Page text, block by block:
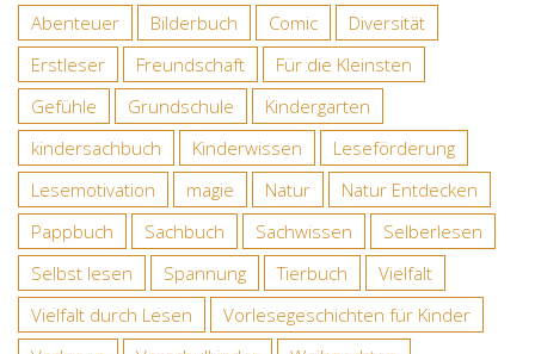
Abenteuer
Bilderbuch Comic
Diversität
Erstleser
Freundschaft
Für die Kleinsten
Gefühle
Grundschule
Kindergarten
kindersachbuch
Kinderwissen
Leseförderung
Lesemotivation
magie Natur
Natur Entdecken
Pappbuch
Sachbuch Sachwissen
Selberlesen
Selbst lesen
Spannung Tierbuch
Vielfalt
Vielfalt durch Lesen
Vorlesegeschichten für Kinder